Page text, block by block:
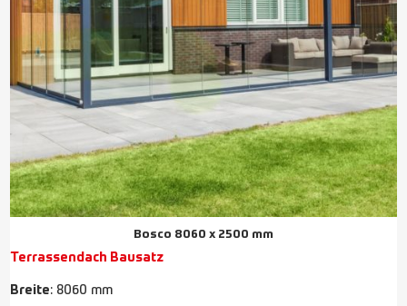
Bosco 8060 x 2500 mm
Terrassendach Bausatz
Breite: 8060 mm